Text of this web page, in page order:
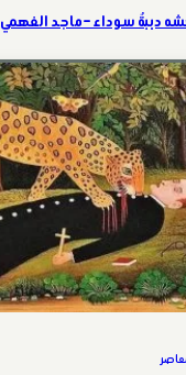
دببةٌ سوداء – ماجد الفهمي